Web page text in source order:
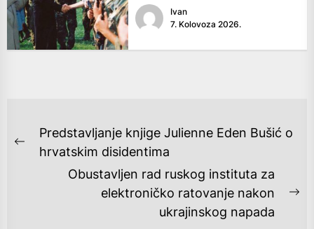
Ivan
7. Kolovoza 2026.
NAVIGACIJA
OBJAVA
Previous
Predstavljanje knjige Julienne Eden Bušić o
hrvatskim disidentima
Obustavljen rad ruskog instituta za
elektroničko ratovanje nakon
ukrajinskog napada